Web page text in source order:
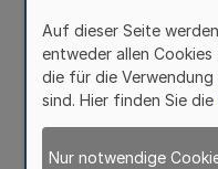
Die Vollstreckung von
Versorgungswerkes
vereidigten Buchprüfer
richtet sich im Lande
Auf dieser Seite
entweder allen Cookies
die für die
sind. Hier finden Sie die
Nur notwendige